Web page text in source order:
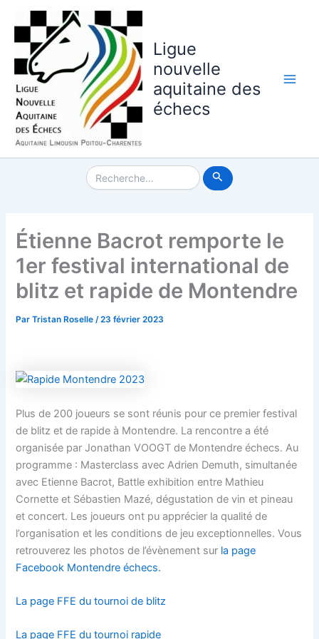
contenu
Ligue
nouvelle
aquitaine des
échecs
Rechercher :
Étienne Bacrot remporte le
1er festival international de
blitz et rapide de Montendre
ParTristan Roselle/23 février 2023
Plus de 200 joueurs se sont réunis pour ce premier festival
de blitz et de rapide à Montendre. La rencontre a été
organisée par Jonathan VOOGT de Montendre échecs. Au
programme : Masterclass avec Adrien Demuth, simultanée
avec Etienne Bacrot, Battle exhibition entre Mathieu
Cornette et Sébastien Mazé, dégustation de vin et pineau
et concert. Les joueurs ont pu apprécier la qualité de
l’organisation et les conditions de jeu exceptionnelles. Vous
retrouverez les photos de l’évènement sur la page
Facebook Montendre échecs.
La page FFE du tournoi de blitz
La page FFE du tournoi rapide